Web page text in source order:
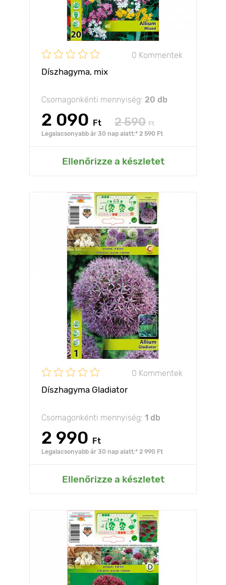
0 Kommentek
Díszhagyma, mix
Csomagonkénti mennyiség: 20 db
2 090 Ft 2 590 Ft
Legalacsonyabb ár 30 nap alatt:* 2 590 Ft
Ellenőrizze a készletet
0 Kommentek
Díszhagyma Gladiator
Csomagonkénti mennyiség: 1 db
2 990 Ft
Legalacsonyabb ár 30 nap alatt:* 2 990 Ft
Ellenőrizze a készletet